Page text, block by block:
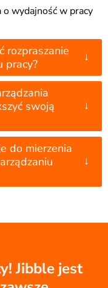
o wydajność w pracy
rozpraszanie
pracy?
↓
swoją
↓
do mierzenia
↓
Jibble jest